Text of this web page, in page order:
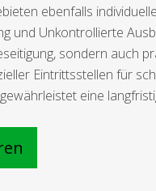
ebenfalls
und Unkontrollierte
sondern auch
Eintrittsstellen für
eine